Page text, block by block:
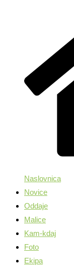
Naslovnica
Novice
Oddaje
Malice
Kam-kdaj
Foto
Ekipa